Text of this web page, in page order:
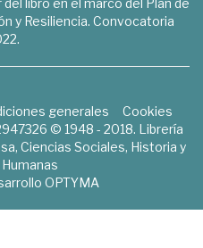
libro en el marco del Plan de
y Resiliencia. Convocatoria
generales
Cookies
© 1948 - 2018. Librería
Ciencias Sociales, Historia y
OPTYMA